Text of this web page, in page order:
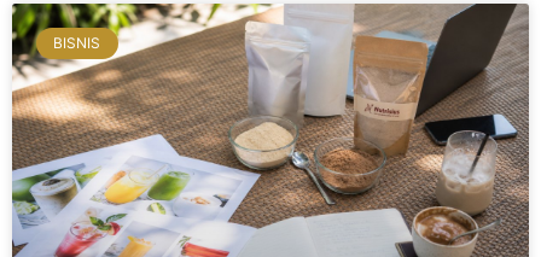
BISNIS